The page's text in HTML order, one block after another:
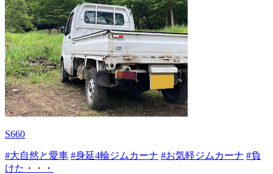
S660
#大自然と愛車 #身延4輪ジムカーナ #お気軽ジムカーナ #負
けた・・・